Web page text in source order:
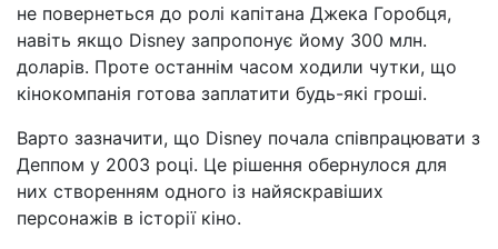
не повернеться до ролі капітана Джека Горобця,
навіть якщо Disney запропонує йому 300 млн.
доларів. Проте останнім часом ходили чутки, що
кінокомпанія готова заплатити будь-які гроші.
Варто зазначити, що Disney почала співпрацювати з
Деппом у 2003 році. Це рішення обернулося для
них створенням одного із найяскравіших
персонажів в історії кіно.